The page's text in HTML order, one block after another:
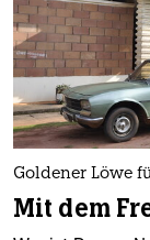
Goldener Löwe
Mit dem